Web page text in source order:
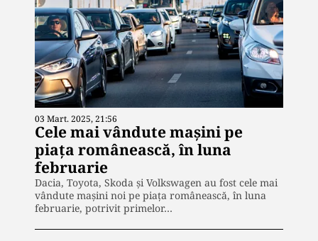
03 Mart. 2025, 21:56
Cele mai vândute maşini pe
piaţa românească, în luna
februarie
Dacia, Toyota, Skoda şi Volkswagen au fost cele mai
vândute maşini noi pe piaţa românească, în luna
februarie, potrivit primelor…